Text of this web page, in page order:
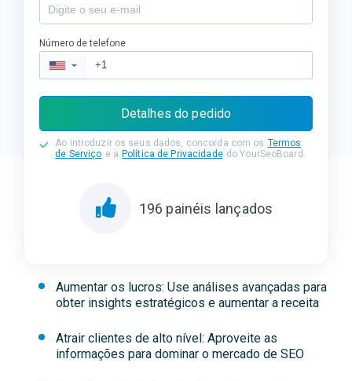
Aumentar os lucros: Use análises avançadas para
obter insights estratégicos e aumentar a receita
Atrair clientes de alto nível: Aproveite as
informações para dominar o mercado de SEO
Número de telefone
▼
Detalhes do pedido
Ao introduzir os seus dados, concorda com os Termos
de Serviço e a Política de Privacidade do YourSeoBoard.
196 painéis lançados